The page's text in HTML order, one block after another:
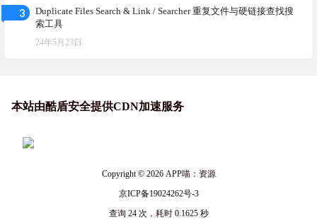
3
Duplicate Files Search & Link / Searcher 重复文件与硬链接查找搜
索工具
24年5月23日
本站由酷盾安全提供CDN加速服务
Copyright © 2026APP喵：资源
京ICP备19024262号-3
查询 24 次，耗时 0.1625 秒